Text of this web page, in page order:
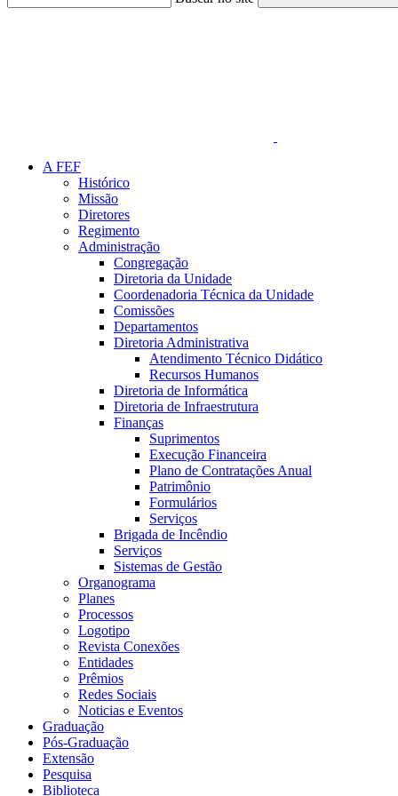
A FEF
Histórico
Missão
Diretores
Regimento
Administração
Congregação
Diretoria da Unidade
Coordenadoria Técnica da Unidade
Comissões
Departamentos
Diretoria Administrativa
Atendimento Técnico Didático
Recursos Humanos
Diretoria de Informática
Diretoria de Infraestrutura
Finanças
Suprimentos
Execução Financeira
Plano de Contratações Anual
Patrimônio
Formulários
Serviços
Brigada de Incêndio
Serviços
Sistemas de Gestão
Organograma
Planes
Processos
Logotipo
Revista Conexões
Entidades
Prêmios
Redes Sociais
Noticias e Eventos
Graduação
Pós-Graduação
Extensão
Pesquisa
Biblioteca